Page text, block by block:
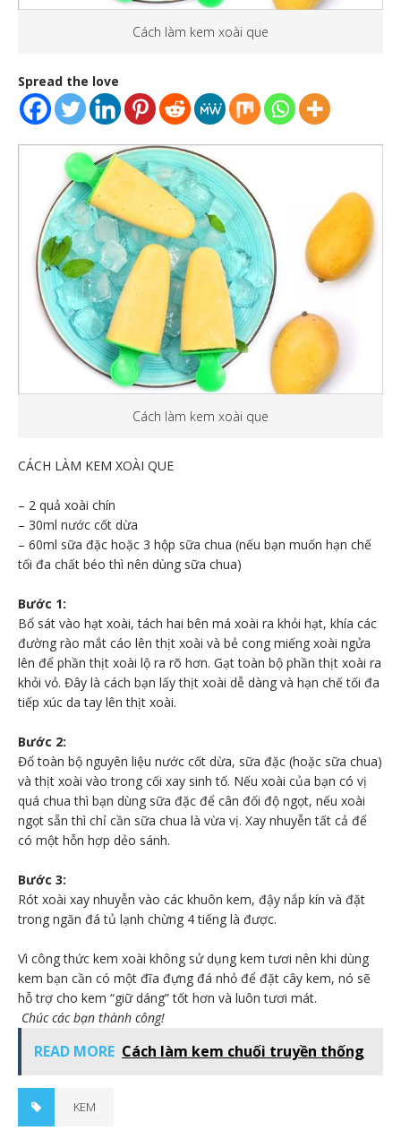
Cách làm kem xoài que
Spread the love
Cách làm kem xoài que
CÁCH LÀM KEM XOÀI QUE
– 2 quả xoài chín
– 30ml nước cốt dừa
– 60ml sữa đặc hoặc 3 hộp sữa chua (nếu bạn muốn hạn chế
tối đa chất béo thì nên dùng sữa chua)
Bước 1:
Bổ sát vào hạt xoài, tách hai bên má xoài ra khỏi hạt, khía các
đường rào mắt cáo lên thịt xoài và bẻ cong miếng xoài ngửa
lên để phần thịt xoài lộ ra rõ hơn. Gạt toàn bộ phần thịt xoài ra
khỏi vỏ. Đây là cách bạn lấy thịt xoài dễ dàng và hạn chế tối đa
tiếp xúc da tay lên thịt xoài.
Bước 2:
Đổ toàn bộ nguyên liệu nước cốt dừa, sữa đặc (hoặc sữa chua)
và thịt xoài vào trong cối xay sinh tố. Nếu xoài của bạn có vị
quá chua thì bạn dùng sữa đặc để cân đối độ ngọt, nếu xoài
ngọt sẵn thì chỉ cần sữa chua là vừa vị. Xay nhuyễn tất cả để
có một hỗn hợp dẻo sánh.
Bước 3:
Rót xoài xay nhuyễn vào các khuôn kem, đậy nắp kín và đặt
trong ngăn đá tủ lạnh chừng 4 tiếng là được.
Vì công thức kem xoài không sử dụng kem tươi nên khi dùng
kem bạn cần có một đĩa đựng đá nhỏ để đặt cây kem, nó sẽ
hỗ trợ cho kem “giữ dáng” tốt hơn và luôn tươi mát.
Chúc các bạn thành công!
READ MORE Cách làm kem chuối truyền thống
KEM